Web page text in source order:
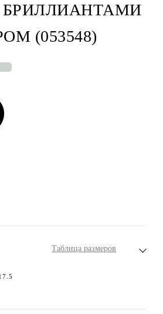
БРИЛЛИАНТАМИ
(053548)
Таблица размеров